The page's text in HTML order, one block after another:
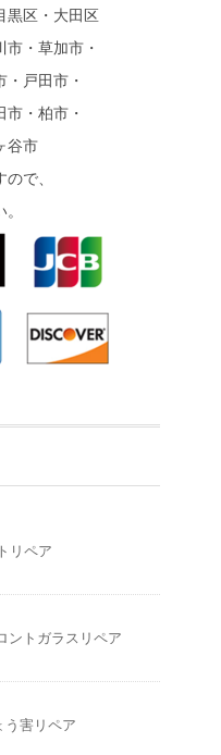
黒区・大田区
・草加市・
戸田市・
・柏市・
谷市
で、
リペア
トガラスリペア
害リペア